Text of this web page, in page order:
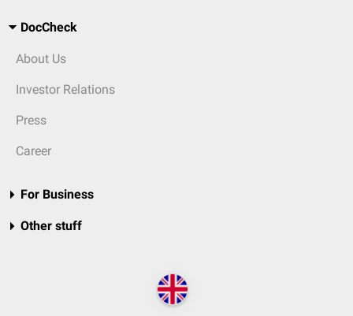
DocCheck
About Us
Investor Relations
Press
Career
For Business
Other stuff